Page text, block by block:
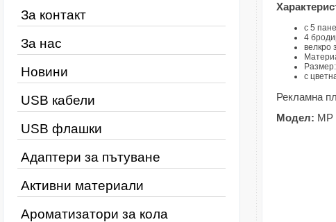
За контакт
За нас
Новини
USB кабели
USB флашки
Адаптери за пътуване
Активни материали
Ароматизатори за кола
с 5
4
велкро
с
Рекламна
Модел: MP